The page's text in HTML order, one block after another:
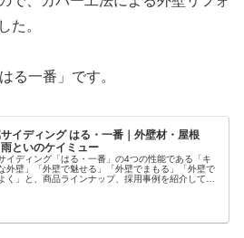
た。
る一番」です。
イディング はる・一番｜外壁材・屋根
といのケイミュー
イディング「はる・一番」の4つの性能である「キ
外壁」「外壁で魅せる」「外壁でまもる」「外壁で
く」と、商品ラインナップ、採用事例を紹介してい